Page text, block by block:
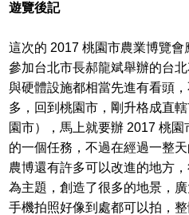
遊覽後記
這次的 2017 桃園市農業博覽
參加台北市長郝龍斌舉辦的台
與硬體設施都相當先進有看頭
多，回到桃園市，剛升格成直
園市），馬上就要辦 2017 桃
的一個任務，不過在經過一整
農博還有許多可以改進的地方
為主題，創造了很多的地景，
手機拍照好像到處都可以拍，